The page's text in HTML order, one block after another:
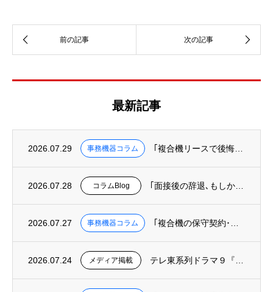
最新記事
2026.07.29 事務機器コラム ｢複合機リースで後悔しないために知っておくべき３つのこと｣を掲載
2026.07.28 コラムBlog ｢面接後の辞退､もしかして“オフィスというUI”の欠陥が原因かも?｣を掲載
2026.07.27 事務機器コラム ｢複合機の保守契約･カウンター料金を徹底解説｜トータルコストの正しい計算方法｣を掲載
2026.07.24 メディア掲載 テレ東系列ドラマ９『リーガルビート –逆転の法廷–』へ美術協力しました